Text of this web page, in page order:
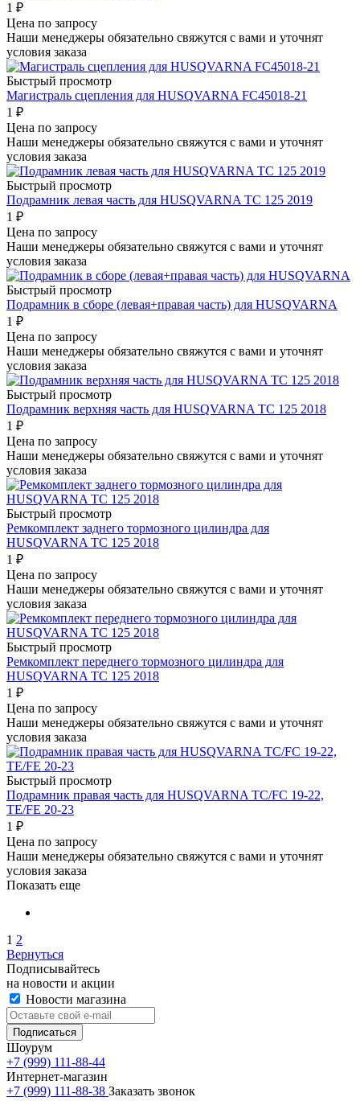
1 ₽
Цена по запросу
Наши менеджеры обязательно свяжутся с вами и уточнят
условия заказа
Быстрый просмотр
Магистраль сцепления для HUSQVARNA FC45018-21
1 ₽
Цена по запросу
Наши менеджеры обязательно свяжутся с вами и уточнят
условия заказа
Быстрый просмотр
Подрамник левая часть для HUSQVARNA TC 125 2019
1 ₽
Цена по запросу
Наши менеджеры обязательно свяжутся с вами и уточнят
условия заказа
Быстрый просмотр
Подрамник в сборе (левая+правая часть) для HUSQVARNA
1 ₽
Цена по запросу
Наши менеджеры обязательно свяжутся с вами и уточнят
условия заказа
Быстрый просмотр
Подрамник верхняя часть для HUSQVARNA TC 125 2018
1 ₽
Цена по запросу
Наши менеджеры обязательно свяжутся с вами и уточнят
условия заказа
Быстрый просмотр
Ремкомплект заднего тормозного цилиндра для
HUSQVARNA TC 125 2018
1 ₽
Цена по запросу
Наши менеджеры обязательно свяжутся с вами и уточнят
условия заказа
Быстрый просмотр
Ремкомплект переднего тормозного цилиндра для
HUSQVARNA TC 125 2018
1 ₽
Цена по запросу
Наши менеджеры обязательно свяжутся с вами и уточнят
условия заказа
Быстрый просмотр
Подрамник правая часть для HUSQVARNA TC/FC 19-22,
TE/FE 20-23
1 ₽
Цена по запросу
Наши менеджеры обязательно свяжутся с вами и уточнят
условия заказа
Показать еще
1 2
Вернуться
Подписывайтесь
на новости и акции
Новости магазина
Шоурум
+7 (999) 111-88-44
Интернет-магазин
+7 (999) 111-88-38 Заказать звонок